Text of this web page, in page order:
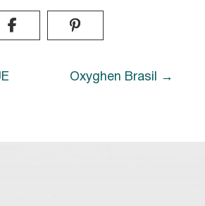
Oxyghen Brasil